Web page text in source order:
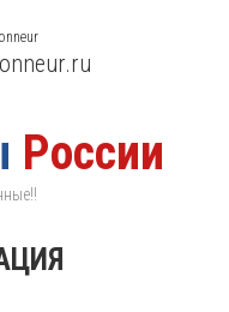
России